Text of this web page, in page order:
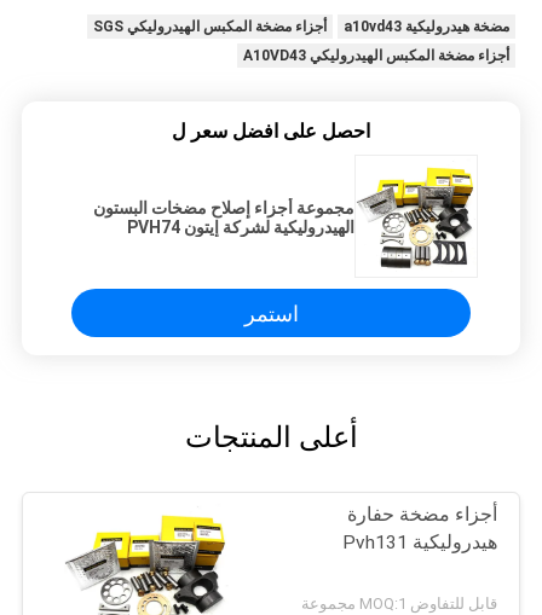
مضخة هيدروليكية a10vd43
أجزاء مضخة المكبس الهيدروليكي SGS
أجزاء مضخة المكبس الهيدروليكي A10VD43
احصل على افضل سعر ل
مجموعة أجزاء إصلاح مضخات البستون
الهيدروليكية لشركة إيتون PVH74
استمر
أعلى المنتجات
أجزاء مضخة حفارة
هيدروليكية Pvh131
قابل للتفاوض MOQ:1 مجموعة